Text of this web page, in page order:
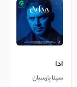
ادا
سینا پارسیان